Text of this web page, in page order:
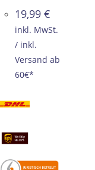
19,99 €
inkl. MwSt.
/ inkl.
Versand ab
60€*